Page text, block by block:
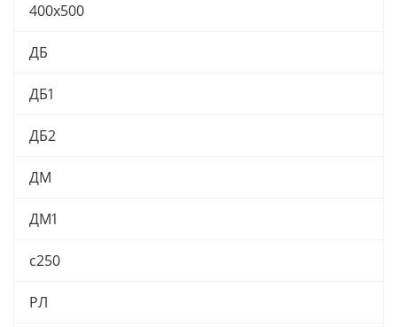
400х500
ДБ
ДБ1
ДБ2
ДМ
ДМ1
с250
РЛ